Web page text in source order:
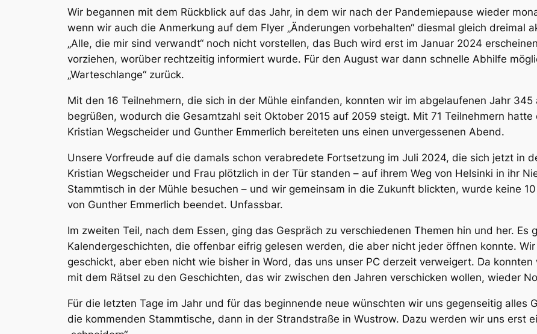
Wir begannen mit dem Rückblick auf das Jahr, in dem wir nach der Pandemiepause wieder
wenn wir auch die Anmerkung auf dem Flyer „Änderungen vorbehalten“ diesmal gleich dreimal
„Alle, die mir sind verwandt“ noch nicht vorstellen, das Buch wird erst im Januar 2024
vorziehen, worüber rechtzeitig informiert wurde. Für den August war dann schnelle Abhilfe
„Warteschlange“ zurück.
Mit den 16 Teilnehmern, die sich in der Mühle einfanden, konnten wir im abgelaufenen Jahr
begrüßen, wodurch die Gesamtzahl seit Oktober 2015 auf 2059 steigt. Mit 71 Teilnehmern
Kristian Wegscheider und Gunther Emmerlich bereiteten uns einen unvergessenen Abend.
Unsere Vorfreude auf die damals schon verabredete Fortsetzung im Juli 2024, die sich jetzt in
Kristian Wegscheider und Frau plötzlich in der Tür standen – auf ihrem Weg von Helsinki in ihr
Stammtisch in der Mühle besuchen – und wir gemeinsam in die Zukunft blickten, wurde keine
von Gunther Emmerlich beendet. Unfassbar.
Im zweiten Teil, nach dem Essen, ging das Gespräch zu verschiedenen Themen hin und her. Es
Kalendergeschichten, die offenbar eifrig gelesen werden, die aber nicht jeder öffnen konnte.
geschickt, aber eben nicht wie bisher in Word, das uns unser PC derzeit verweigert. Da
mit dem Rätsel zu den Geschichten, das wir zwischen den Jahren verschicken wollen, wieder
Für die letzten Tage im Jahr und für das beginnende neue wünschten wir uns gegenseitig alles
die kommenden Stammtische, dann in der Strandstraße in Wustrow. Dazu werden wir uns erst